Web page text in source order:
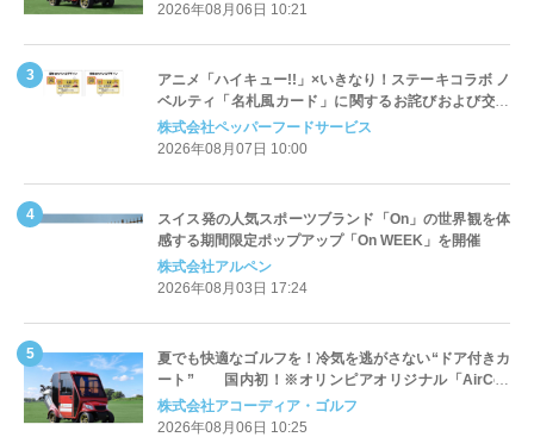
2026年08月06日 10:21
アニメ「ハイキュー!!」×いきなり！ステーキコラボ ノ
ベルティ「名札風カード」に関するお詫びおよび交換
対応についてのご案内
株式会社ペッパーフードサービス
2026年08月07日 10:00
スイス発の人気スポーツブランド「On」の世界観を体
感する期間限定ポップアップ「On WEEK」を開催
株式会社アルペン
2026年08月03日 17:24
夏でも快適なゴルフを！冷気を逃がさない“ドア付きカ
ート” 国内初！※オリンピアオリジナル「AirCon
Cart（エアコンカート）」導入 | アコーディア・ゴ
ルフ
株式会社アコーディア・ゴルフ
2026年08月06日 10:25